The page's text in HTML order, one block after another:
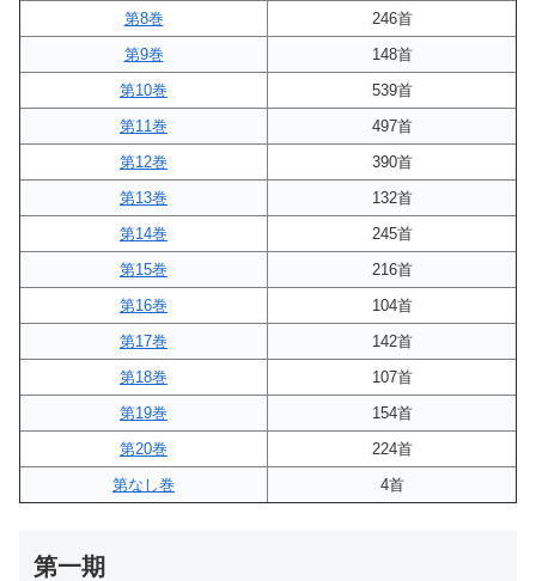
第8巻
246首
第9巻
148首
第10巻
539首
第11巻
497首
第12巻
390首
第13巻
132首
第14巻
245首
第15巻
216首
第16巻
104首
第17巻
142首
第18巻
107首
第19巻
154首
第20巻
224首
第なし巻
4首
第一期